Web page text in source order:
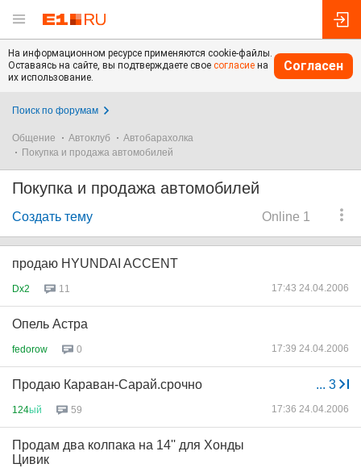
На информационном ресурсе применяются cookie-файлы.
Оставаясь на сайте, вы подтверждаете свое согласие на
их использование.
Согласен
Поиск по форумам
Общение Автоклуб
Автобарахолка
Покупка и продажа автомобилей
Покупка и продажа автомобилей
Online 1
Создать тему
продаю HYUNDAI ACCENT
Dx2 11 17:43 24.04.2006
Опель Астра
fedorow 0 17:39 24.04.2006
... 3
Продаю Караван-Сарай.срочно
124ый 59 17:36 24.04.2006
Продам два колпака на 14'' для Хонды
Цивик